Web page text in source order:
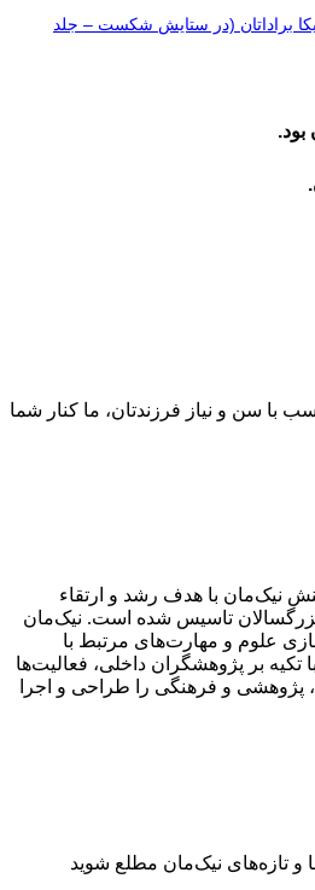
براداتان (در ستایش شکست – جلد
با سن و نیاز فرزندتان، ما کنار شما
نیک‌مان با هدف رشد و ارتقاء
تاسیس شده است. نیک‌مان
علوم و مهارت‌های مرتبط با
تکیه بر پژوهشگران داخلی، فعالیت‌ها
و فرهنگی را طراحی و اجرا
و تازه‌های نیک‌مان مطلع شوید